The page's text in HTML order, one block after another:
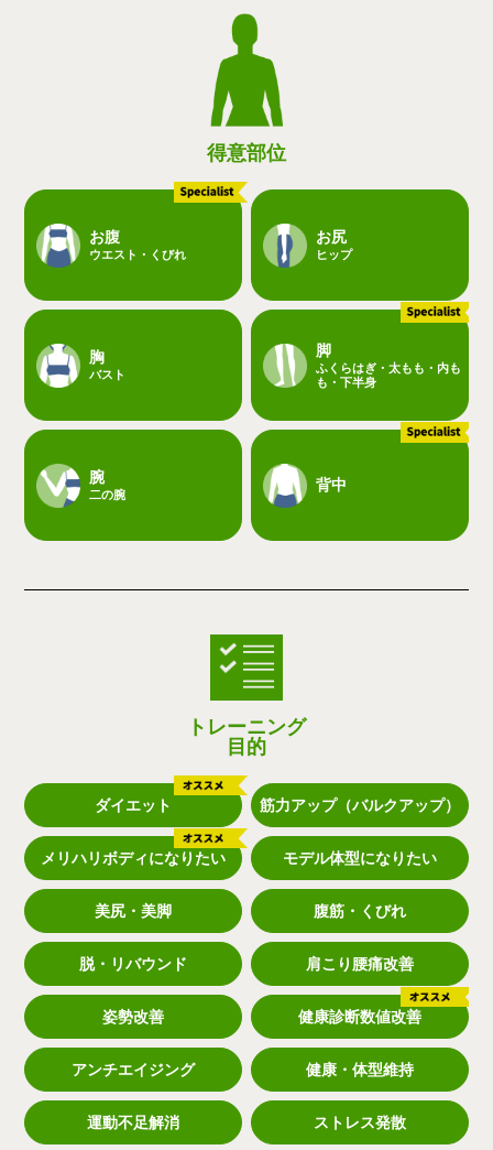
得意部位
お腹
ウエスト・くびれ
お尻
ヒップ
胸
バスト
脚
ふくらはぎ・太もも・内も
も・下半身
腕
二の腕
背中
トレーニング
目的
ダイエット 筋力アップ（バルクアップ）
メリハリボディになりたい モデル体型になりたい
美尻・美脚 腹筋・くびれ
脱・リバウンド 肩こり腰痛改善
姿勢改善 健康診断数値改善
アンチエイジング 健康・体型維持
運動不足解消 ストレス発散